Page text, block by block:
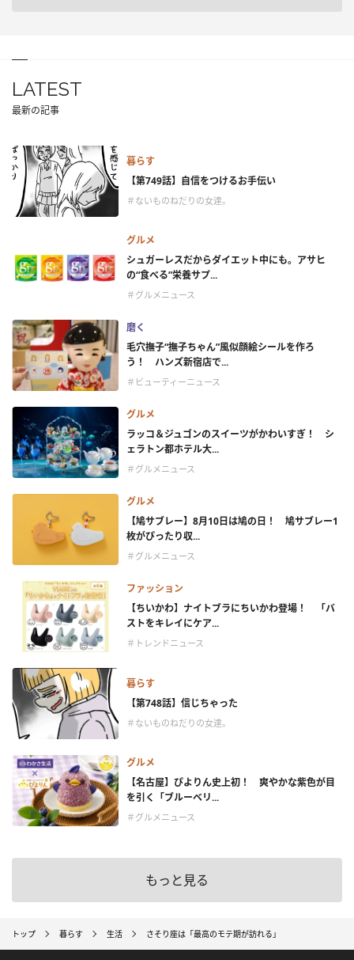
LATEST
最新の記事
暮らす
【第749話】自信をつけるお手伝い
＃ないものねだりの女達。
グルメ
シュガーレスだからダイエット中にも。アサヒ
の“食べる”栄養サプ...
＃グルメニュース
磨く
毛穴撫子“撫子ちゃん”風似顔絵シールを作ろ
う！ ハンズ新宿店で...
＃ビューティーニュース
グルメ
ラッコ＆ジュゴンのスイーツがかわいすぎ！ シ
ェラトン都ホテル大...
＃グルメニュース
グルメ
【鳩サブレー】8月10日は鳩の日！ 鳩サブレー1
枚がぴったり収...
＃グルメニュース
ファッション
【ちいかわ】ナイトブラにちいかわ登場！ 「バ
ストをキレイにケア...
＃トレンドニュース
暮らす
【第748話】信じちゃった
＃ないものねだりの女達。
グルメ
【名古屋】ぴよりん史上初！ 爽やかな紫色が目
を引く「ブルーベリ...
＃グルメニュース
もっと見る
トップ 暮らす 生活 さそり座は「最高のモテ期が訪れる」